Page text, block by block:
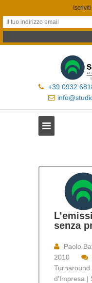
+39 0932
senza
Paolo
2010
Turnaround
d'Impresa |